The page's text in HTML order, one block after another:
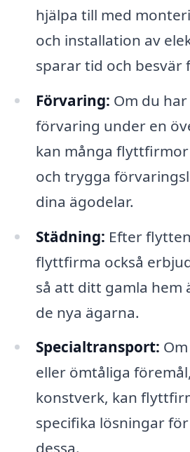
hjälpa till med
och installation av
sparar tid och besvär
Förvaring: Om du
förvaring under en
kan många
och trygga
dina ägodelar.
Städning: Efter
flyttfirma också
så att ditt gamla hem
de nya ägarna.
Specialtransport:
eller ömtåliga
konstverk, kan
specifika lösningar